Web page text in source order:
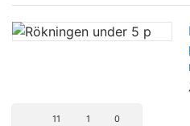
11 1 0